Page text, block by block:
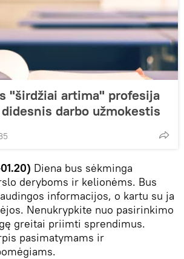
"širdžiai artima" profesija
darbo užmokestis
Diena bus sėkminga
deryboms ir kelionėms. Bus
informacijos, o kartu su ja
Nenukrypkite nuo pasirinkimo
greitai priimti sprendimus.
pasimatymams ir